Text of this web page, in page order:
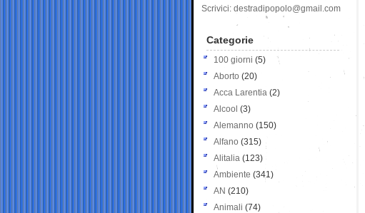
Scrivici: destradipopolo@gmail.com
Categorie
100 giorni (5)
Aborto (20)
Acca Larentia (2)
Alcool (3)
Alemanno (150)
Alfano (315)
Alitalia (123)
Ambiente (341)
AN (210)
Animali (74)